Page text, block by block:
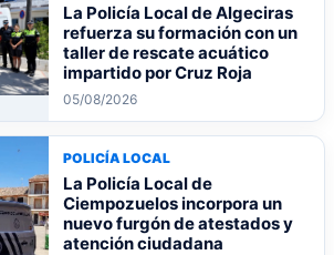
La Policía Local de Algeciras
refuerza su formación con un
taller de rescate acuático
impartido por Cruz Roja
05/08/2026
POLICÍA LOCAL
La Policía Local de
Ciempozuelos incorpora un
nuevo furgón de atestados y
atención ciudadana